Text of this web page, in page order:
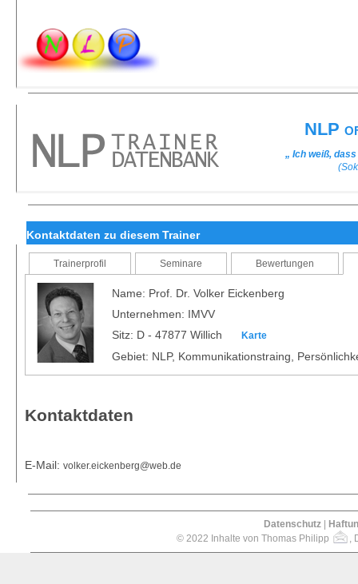
NLP
„ Ich weiß,
Kontaktdaten zu diesem Trainer
Trainerprofil Seminare Bewertungen
Name: Prof. Dr. Volker Eickenberg
Unternehmen: IMVV
Sitz: D - 47877 Willich
Karte
Gebiet: NLP, Kommunikationstraing,
Kontaktdaten
E-Mail: volker.eickenberg@web.de
Datenschutz |
© 2022 Inhalte von Thomas Philipp
,